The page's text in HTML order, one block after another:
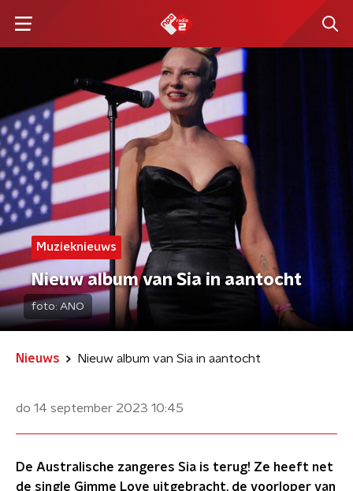
Muzieknieuws
Nieuw album van Sia in aantocht
foto: ANO
Nieuws Nieuw album van Sia in aantocht
do 14 september 2023 10:45
De Australische zangeres Sia is terug! Ze heeft net
de single Gimme Love uitgebracht, de voorloper van